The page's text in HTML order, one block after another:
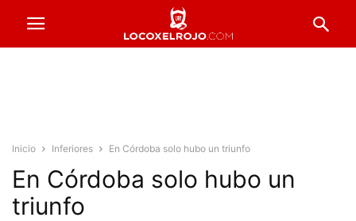
Inicio Inferiores En Córdoba solo hubo un triunfo
En Córdoba solo hubo un
triunfo